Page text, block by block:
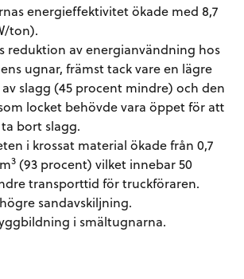
energieffektivitet ökade med 8,7
ton).
reduktion av energianvändning hos
ugnar, främst tack vare en lägre
slagg (45 procent mindre) och den
locket behövde vara öppet för att
bort slagg.
i krossat material ökade från 0,7
3 (93 procent) vilket innebar 50
transporttid för truckföraren.
sandavskiljning.
i smältugnarna.